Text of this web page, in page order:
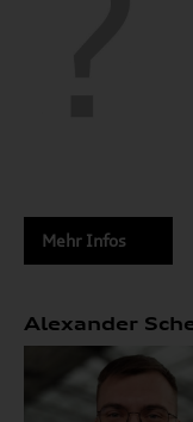
Mehr Infos
Alexander